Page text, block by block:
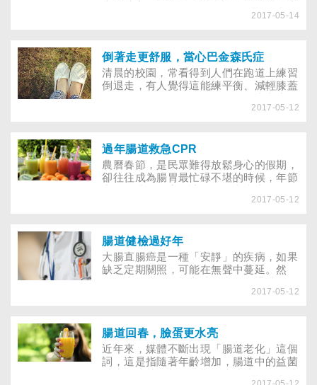
風或有重大疾病的人會去的地方，事實
2017-05-14
倒著走更舒服，當心巴金森氏症
清晨的校園，常看得到人們在跑道上練習
倒退走，有人覺得這能練平衡、減輕膝蓋
艱、倒退走才舒服，可能隱含神經傳導的
2017-05-12
過年腸道救急CPR
農曆春節，是民眾難得放鬆身心的假期，
卻往往成為腸胃最忙碌不堪的時候，年節
2017-05-12
腸道健檢過好年
大腸直腸癌是一種「安靜」的疾病，如果
缺乏定期關照，可能在無聲中蔓延。然
舍，唯有瞭解內容，才能克服健檢時的恐
2017-05-12
腸道回春，臉蛋更水亮
近年來，媒體不斷出現「腸道老化」這個
詞，這是指隨著年齡增加，腸道中的益菌